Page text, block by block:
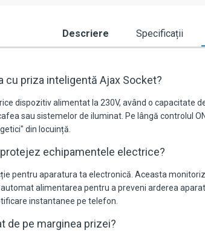
Descriere Specificații
priza inteligentă Ajax Socket?
dispozitiv alimentat la 230V, având o capacitate
sau sistemelor de iluminat. Pe lângă controlul
din locuință.
echipamentele electrice?
pentru aparatura ta electronică. Aceasta
alimentarea pentru a preveni arderea
instantanee pe telefon.
de pe marginea prizei?